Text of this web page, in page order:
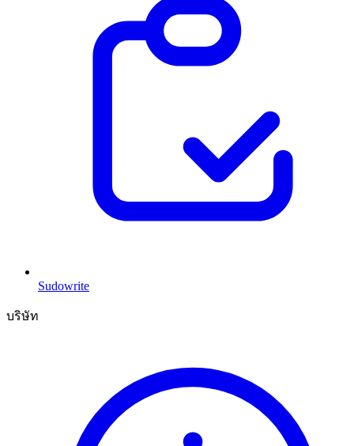
Sudowrite
บริษัท